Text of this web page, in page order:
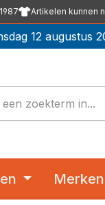
Artikelen kunnen
12 augustus
Merken